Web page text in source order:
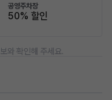
공영주차장
50% 할인
와 확인해 주세요.